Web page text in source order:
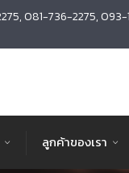
081-736-2275, 093-
ลูกค้าของเรา